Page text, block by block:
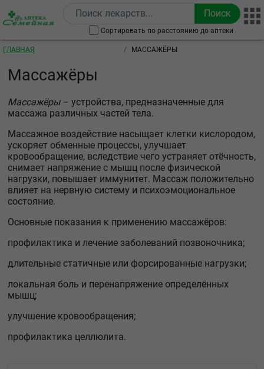
Сортировать по расстоянию до аптеки
Строка навигации
ГЛАВНАЯ МАССАЖЁРЫ
Массажёры
Массажёры– устройства, предназначенные для
массажа различных частей тела.
Массажное воздействие насыщает клетки кислородом,
ускоряет обменные процессы, улучшает
кровообращение, вследствие чего устраняет отёчность,
снимает напряжение с мышц после физической
нагрузки, повышает иммунитет. Массаж положительно
влияет на нервную систему и психоэмоциональное
состояние.
Основные показания к применению массажёров:
профилактика и лечение заболеваний позвоночника;
длительные статичные или форсированные нагрузки;
локальная боль и перенапряжение определённых
мышц;
улучшение кровообращения;
профилактика целлюлита.